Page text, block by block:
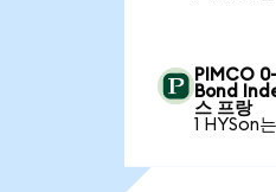
PIMCO
Bond
스 프랑
1 HYSon